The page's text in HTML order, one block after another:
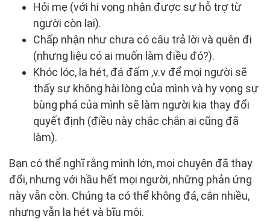
Hỏi mẹ (với hi vọng nhận được sự hỗ trợ từ
người còn lại).
Chấp nhận như chưa có câu trả lời và quên đi
(nhưng liệu có ai muốn làm điều đó?).
Khóc lóc, la hét, đá đấm ,v.v để mọi người sẽ
thấy sự không hài lòng của mình và hy vọng sự
bùng phá của mình sẽ làm người kia thay đổi
quyết định (điều này chắc chắn ai cũng đã
làm).
Bạn có thể nghĩ rằng mình lớn, mọi chuyện đã thay
đổi, nhưng với hầu hết mọi người, những phản ứng
này vẫn còn. Chúng ta có thể không đá, cắn nhiều,
nhưng vẫn la hét và bĩu môi.